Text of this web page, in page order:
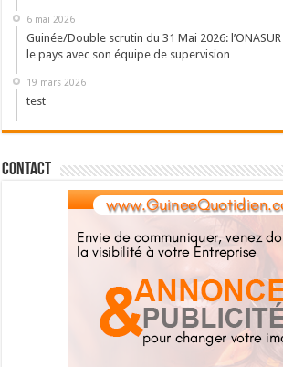
6 mai 2026
Guinée/Double scrutin du 31 Mai 2026:
le pays avec son équipe de supervision
19 mars 2026
test
Contact